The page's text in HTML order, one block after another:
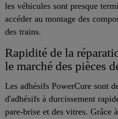
les véhicules sont presque
accéder au montage des
des trains.
Rapidité de la
le marché des pièces
Les adhésifs PowerCure sont
d'adhésifs à durcissement
pare-brise et des vitres. Grâce